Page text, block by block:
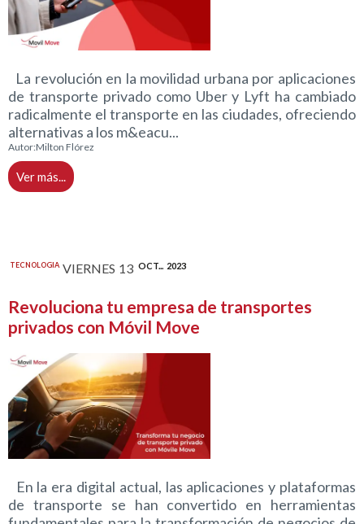
La revolución en la movilidad urbana por aplicaciones
de transporte privado como Uber y Lyft ha cambiado
radicalmente el transporte en las ciudades, ofreciendo
alternativas a los m&eacu...
Autor:Milton Flórez
Ver más...
TECNOLOGIA VIERNES 13 OCT... 2023
Revoluciona tu empresa de transportes
privados con Móvil Move
En la era digital actual, las aplicaciones y plataformas
de transporte se han convertido en herramientas